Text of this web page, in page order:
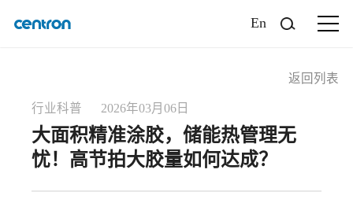
En
返回列表
行业科普 2026年03月06日
大面积精准涂胶，储能热管理无
忧！高节拍大胶量如何达成？